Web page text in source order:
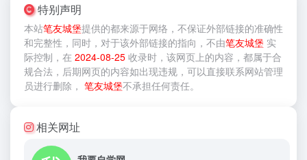
特别声明
本站笔友城堡提供的都来源于网络，不保证外部链接的准确性
和完整性，同时，对于该外部链接的指向，不由笔友城堡 实
际控制，在 2024-08-25 收录时，该网页上的内容，都属于合
规合法，后期网页的内容如出现违规，可以直接联系网站管理
员进行删除， 笔友城堡不承担任何责任。
相关网址